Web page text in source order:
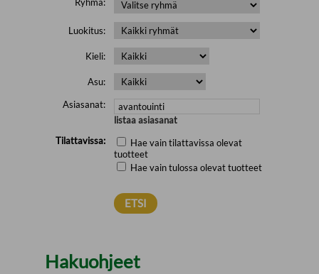
Luokitus:
Kieli:
Asu:
Asiasanat:
listaa asiasanat
Tilattavissa:
Hae vain tilattavissa olevat
tuotteet
Hae vain tulossa olevat tuotteet
Hakuohjeet